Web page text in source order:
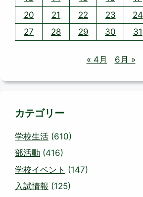
20
21 22 23 24
27
28 29 30 31
« 4月 6月 »
カテゴリー
学校生活 (610)
部活動 (416)
学校イベント (147)
入試情報 (125)